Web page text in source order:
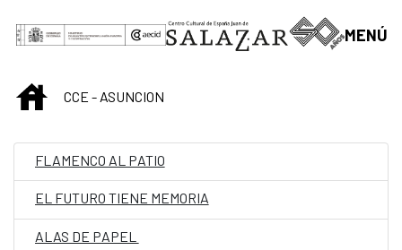
Saltar al contenido principal
MENÚ
INICIOCCE - ASUNCION
FLAMENCO AL PATIO
EL FUTURO TIENE MEMORIA
ALAS DE PAPEL